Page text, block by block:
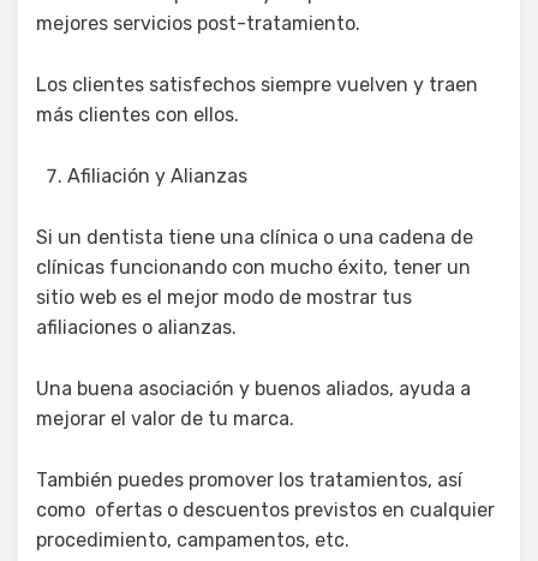
mejores servicios post-tratamiento.
Los clientes satisfechos siempre vuelven y traen
más clientes con ellos.
Afiliación y Alianzas
Si un dentista tiene una clínica o una cadena de
clínicas funcionando con mucho éxito, tener un
sitio web es el mejor modo de mostrar tus
afiliaciones o alianzas.
Una buena asociación y buenos aliados, ayuda a
mejorar el valor de tu marca.
También puedes promover los tratamientos, así
como ofertas o descuentos previstos en cualquier
procedimiento, campamentos, etc.